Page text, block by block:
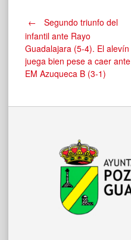
Navegación
de
←
Segundo triunfo del
infantil ante Rayo
Guadalajara (5-4). El alevín
juega bien pese a caer ante
EM Azuqueca B (3-1)